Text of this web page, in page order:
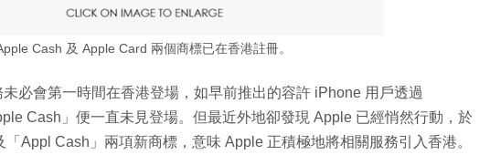
Cash 及 Apple Card 兩個商標已在香港註冊。
必會第一時間在香港登場，如早前推出的容許 iPhone 用戶透過
Cash」便一直未見登場。但最近外地卻發現 Apple 已經悄然行動，於
Appl Cash」兩項新商標，意味 Apple 正積極地將相關服務引入香港。